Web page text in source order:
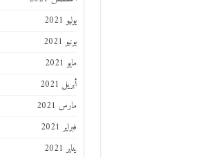
يوليو 2021
يونيو 2021
مايو 2021
أبريل 2021
مارس 2021
فبراير 2021
يناير 2021